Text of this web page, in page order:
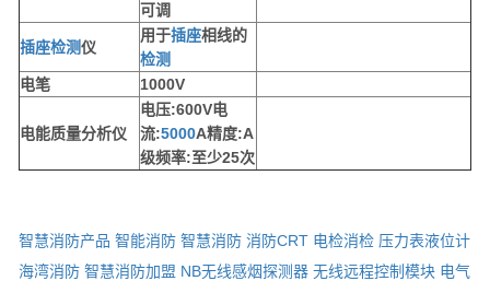
可调
插座检测仪
用于插座相线的
检测
电笔
1000V
电能质量分析仪
电压:600V电
流:5000A精度:A
级频率:至少25次
智慧消防产品 智能消防 智慧消防 消防CRT 电检消检 压力表液位计
海湾消防 智慧消防加盟 NB无线感烟探测器 无线远程控制模块 电气